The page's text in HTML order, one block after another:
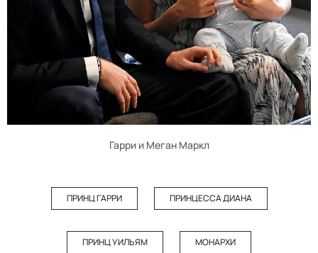
Гарри и Меган Маркл
ПРИНЦ ГАРРИ ПРИНЦЕССА ДИАНА
ПРИНЦ УИЛЬЯМ МОНАРХИ